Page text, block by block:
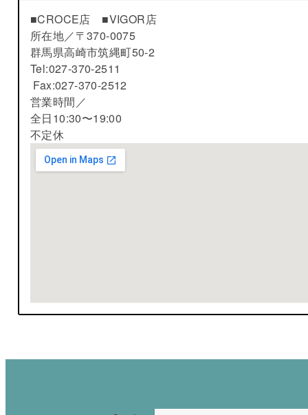
■CROCE店 ■VIGOR店
所在地／〒370-0075
群馬県高崎市筑縄町50-2
Tel:027-370-2511
Fax:027-370-2512
営業時間／
全日10:30〜19:00
不定休